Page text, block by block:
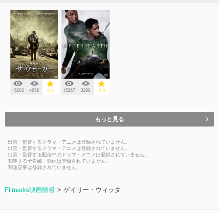
15203 4656 3.3 15267 3290 2.9
もっと見る
出演・監督するドラマ・アニメは登録されていません。
出演・監督するドラマ・アニメは登録されていません。
出演・監督する配信中のドラマ・アニメは登録されていません。
関連する予告編・動画は登録されていません。
関連記事は登録されていません。
Filmarks映画情報 ゲイリー・ウィッタ